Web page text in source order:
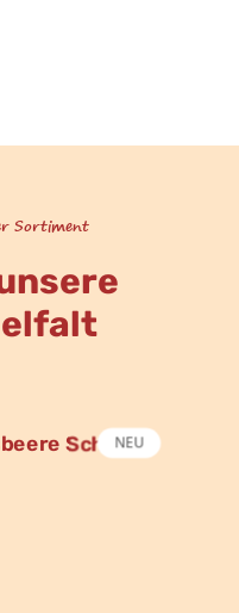
Sortiment
NEU
Schorle